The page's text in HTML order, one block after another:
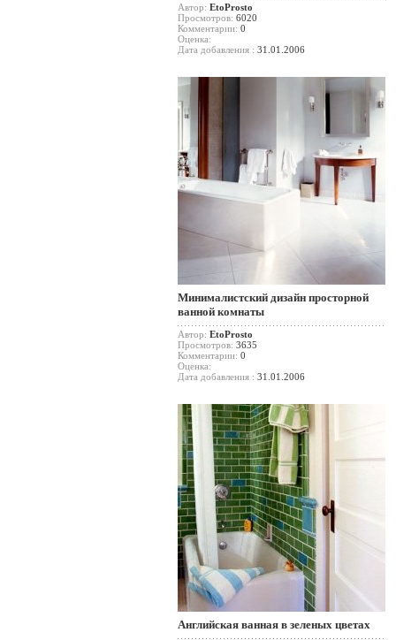
Автор: EtoProsto
Просмотров: 6020
Комментарии: 0
Оценка:
Дата добавления : 31.01.2006
Минималистский дизайн просторной
ванной комнаты
Автор: EtoProsto
Просмотров: 3635
Комментарии: 0
Оценка:
Дата добавления : 31.01.2006
Английская ванная в зеленых цветах